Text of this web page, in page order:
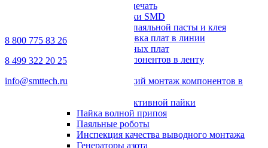
8 800 775 83 26
8 499 322 20 25
info@smttech.ru
Трафаретная печать
Печи для пайки SMD
Дозирование паяльной пасты и клея
Транспортировка плат в линии
Ремонт печатных плат
Упаковка компонентов в ленту
Автоматический монтаж компонентов в
Системы селективной пайки
Пайка волной припоя
Паяльные роботы
Инспекция качества выводного монтажа
Генераторы азота